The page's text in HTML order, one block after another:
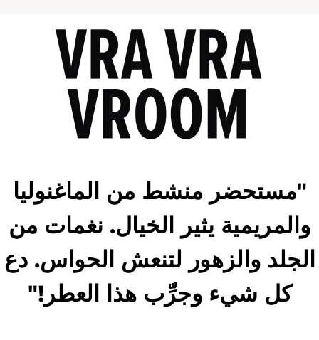
"مستحضر منشط من الماغنوليا
والمريمية يثير الخيال. نغمات من
الجلد والزهور لتنعش الحواس. دع
كل شيء وجرِّب هذا العطر!"